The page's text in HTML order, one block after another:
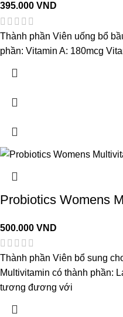
395.000VND
Thành phần Viên uống bổ
phần: Vitamin A: 180mcg
Probiotics Womens
500.000VND
Thành phần Viên bổ sung
Multivitamin có thành phần:
tương đương với